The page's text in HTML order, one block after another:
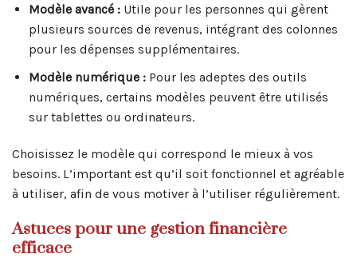
Modèle avancé :Utile pour les personnes qui gèrent
plusieurs sources de revenus, intégrant des colonnes
pour les dépenses supplémentaires.
Modèle numérique :Pour les adeptes des outils
numériques, certains modèles peuvent être utilisés
sur tablettes ou ordinateurs.
Choisissez le modèle qui correspond le mieux à vos
besoins. L’important est qu’il soit fonctionnel et agréable
à utiliser, afin de vous motiver à l’utiliser régulièrement.
Astuces pour une gestion financière
efficace